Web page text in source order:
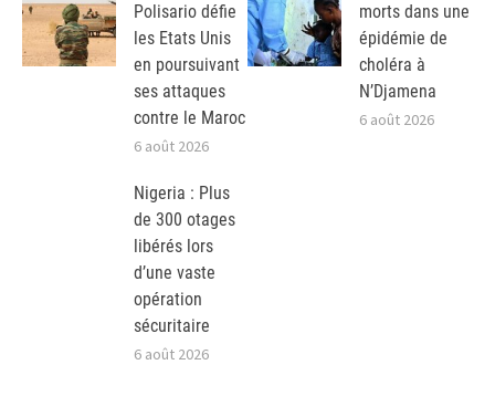
Polisario défie
les Etats Unis
en poursuivant
ses attaques
contre le Maroc
6 août 2026
morts dans une
épidémie de
choléra à
N’Djamena
6 août 2026
Nigeria : Plus
de 300 otages
libérés lors
d’une vaste
opération
sécuritaire
6 août 2026